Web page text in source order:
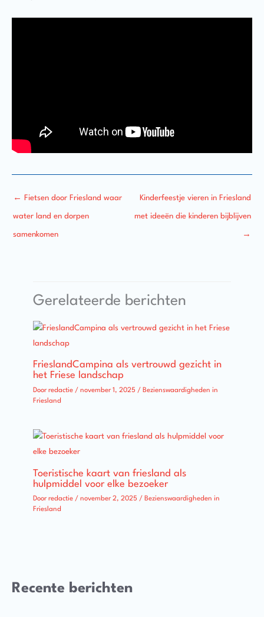
← Fietsen door Friesland waar
water land en dorpen
samenkomen
Kinderfeestje vieren in Friesland
met ideeën die kinderen bijblijven
→
Gerelateerde berichten
FrieslandCampina als vertrouwd gezicht in
het Friese landschap
Door redactie /november 1, 2025 / Bezienswaardigheden in
Friesland
Toeristische kaart van friesland als
hulpmiddel voor elke bezoeker
Door redactie /november 2, 2025 / Bezienswaardigheden in
Friesland
Recente berichten